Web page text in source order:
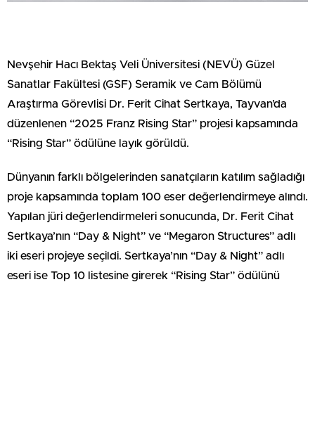
Nevşehir Hacı Bektaş Veli Üniversitesi (NEVÜ) Güzel
Sanatlar Fakültesi (GSF) Seramik ve Cam Bölümü
Araştırma Görevlisi Dr. Ferit Cihat Sertkaya, Tayvan’da
düzenlenen “2025 Franz Rising Star” projesi kapsamında
“Rising Star” ödülüne layık görüldü.
Dünyanın farklı bölgelerinden sanatçıların katılım sağladığı
proje kapsamında toplam 100 eser değerlendirmeye alındı.
Yapılan jüri değerlendirmeleri sonucunda, Dr. Ferit Cihat
Sertkaya’nın “Day & Night” ve “Megaron Structures” adlı
iki eseri projeye seçildi. Sertkaya’nın “Day & Night” adlı
eseri ise Top 10 listesine girerek “Rising Star” ödülünü